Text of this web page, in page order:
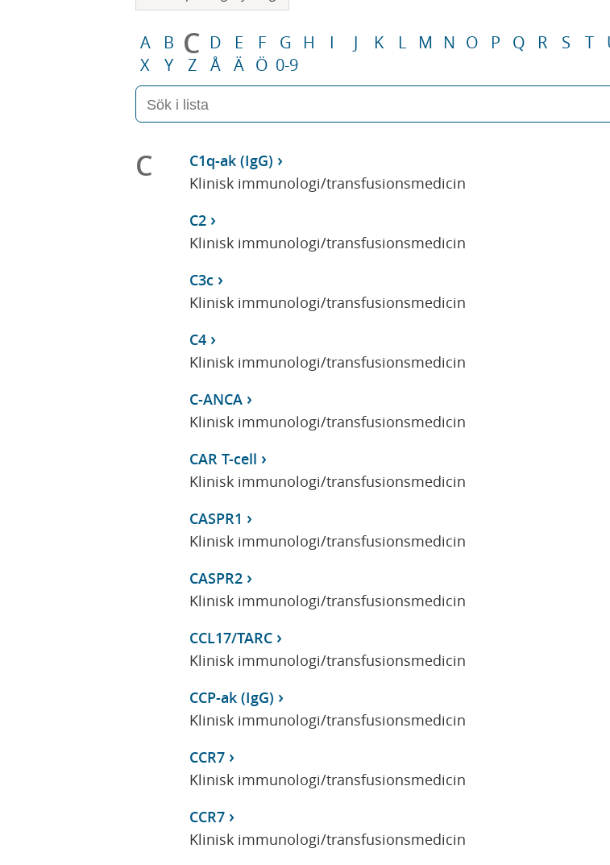
A B C D E F G H I J K L M N O P Q R S T
X
Y Z Å Ä Ö 0-9
C
C1q-ak (IgG)
Klinisk immunologi/transfusionsmedicin
C2
Klinisk immunologi/transfusionsmedicin
C3c
Klinisk immunologi/transfusionsmedicin
C4
Klinisk immunologi/transfusionsmedicin
C-ANCA
Klinisk immunologi/transfusionsmedicin
CAR T-cell
Klinisk immunologi/transfusionsmedicin
CASPR1
Klinisk immunologi/transfusionsmedicin
CASPR2
Klinisk immunologi/transfusionsmedicin
CCL17/TARC
Klinisk immunologi/transfusionsmedicin
CCP-ak (IgG)
Klinisk immunologi/transfusionsmedicin
CCR7
Klinisk immunologi/transfusionsmedicin
CCR7
Klinisk immunologi/transfusionsmedicin